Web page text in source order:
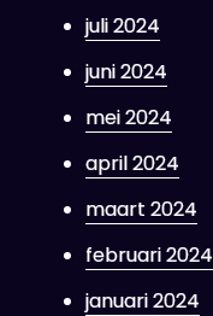
juli 2024
juni 2024
mei 2024
april 2024
maart 2024
februari 2024
januari 2024